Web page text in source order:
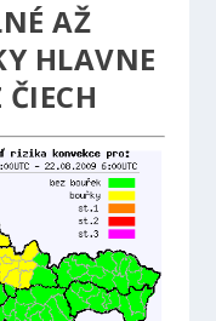
AŽ
HLAVNE